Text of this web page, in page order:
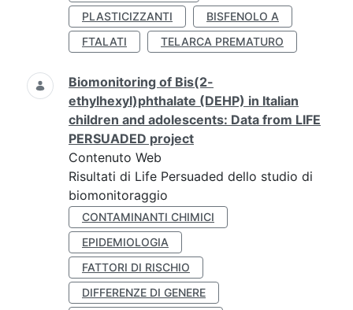
PLASTICIZZANTI
BISFENOLO A
FTALATI
TELARCA PREMATURO
Biomonitoring of Bis(2-
ethylhexyl)phthalate (DEHP) in Italian
children and adolescents: Data from LIFE
PERSUADED project
Contenuto Web
Risultati di Life Persuaded dello studio di
biomonitoraggio
CONTAMINANTI CHIMICI
EPIDEMIOLOGIA
FATTORI DI RISCHIO
DIFFERENZE DI GENERE